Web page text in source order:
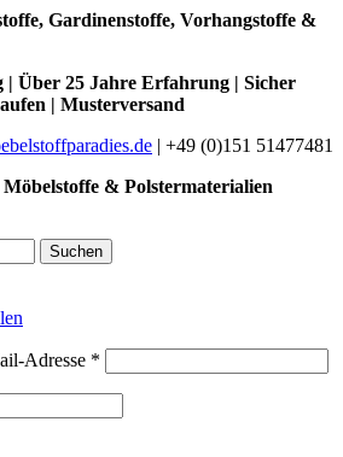
Gardinenstoffe, Vorhangstoffe &
| Über 25 Jahre Erfahrung | Sicher
| Musterversand
| +49 (0)151 51477481
& Polstermaterialien
Suchen
Adresse *